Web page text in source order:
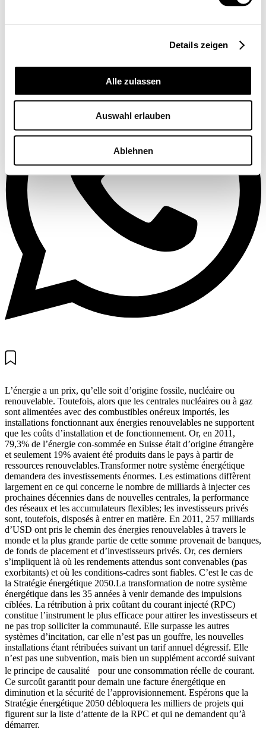
Details zeigen
Alle zulassen
Auswahl erlauben
Ablehnen
L’énergie a un prix, qu’elle soit d’origine fossile, nucléaire ou
renouvelable. Toutefois, alors que les centrales nucléaires ou à gaz
sont alimentées avec des combustibles onéreux importés, les
installations fonctionnant aux énergies renouvelables ne supportent
que les coûts d’installation et de fonctionnement. Or, en 2011,
79,3% de l’énergie con-sommée en Suisse était d’origine étrangère
et seulement 19% avaient été produits dans le pays à partir de
ressources renouvelables.Transformer notre système énergétique
demandera des investissements énormes. Les estimations diffèrent
largement en ce qui concerne le nombre de milliards à injecter ces
prochaines décennies dans de nouvelles centrales, la performance
des réseaux et les accumulateurs flexibles; les investisseurs privés
sont, toutefois, disposés à entrer en matière. En 2011, 257 milliards
d’USD ont pris le chemin des énergies renouvelables à travers le
monde et la plus grande partie de cette somme provenait de banques,
de fonds de placement et d’investisseurs privés. Or, ces derniers
s’impliquent là où les rendements attendus sont convenables (pas
exorbitants) et où les conditions-cadres sont fiables. C’est le cas de
la Stratégie énergétique 2050.La transformation de notre système
énergétique dans les 35 années à venir demande des impulsions
ciblées. La rétribution à prix coûtant du courant injecté (RPC)
constitue l’instrument le plus efficace pour attirer les investisseurs et
ne pas trop solliciter la communauté. Elle surpasse les autres
systèmes d’incitation, car elle n’est pas un gouffre, les nouvelles
installations étant rétribuées suivant un tarif annuel dégressif. Elle
n’est pas une subvention, mais bien un supplément accordé suivant
le principe de causalité pour une consommation réelle de courant.
Ce surcoût garantit pour demain une facture énergétique en
diminution et la sécurité de l’approvisionnement. Espérons que la
Stratégie énergétique 2050 débloquera les milliers de projets qui
figurent sur la liste d’attente de la RPC et qui ne demandent qu’à
démarrer.